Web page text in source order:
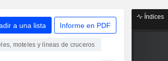
a una lista Informe en PDF
moteles y líneas de cruceros
Índices